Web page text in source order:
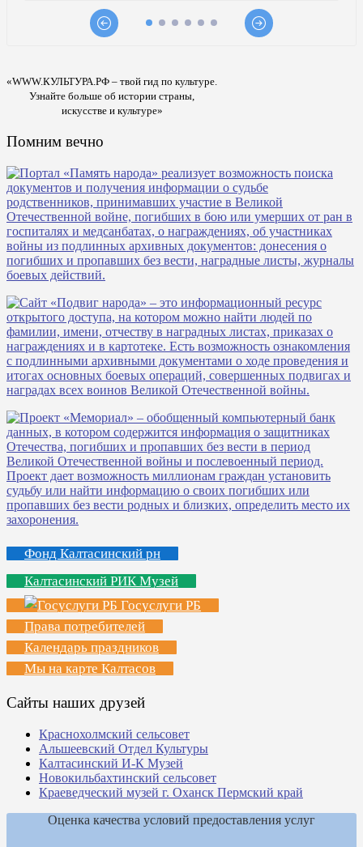
«WWW.КУЛЬТУРА.РФ – твой гид по культуре.
Узнайте больше об истории страны,
искусстве и культуре»
Помним вечно
Фонд Калтасинский рн
Калтасинский РИК Музей
Госуслуги РБ
Права потребителей
Календарь праздников
Мы на карте Калтасов
Сайты наших друзей
Краснохолмский сельсовет
Альшеевский Отдел Культуры
Калтасинский И-К Музей
Новокильбахтинский сельсовет
Краеведческий музей г. Оханск Пермский край
Оценка качества условий предоставления услуг